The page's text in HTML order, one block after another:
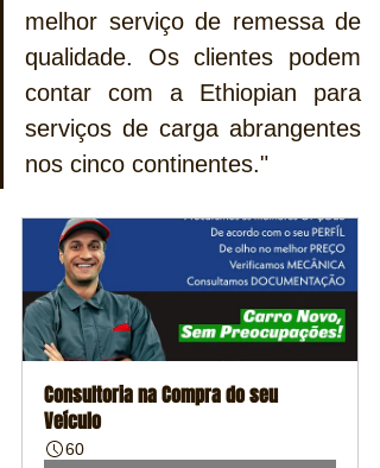
melhor serviço de remessa de
qualidade. Os clientes podem
contar com a Ethiopian para
serviços de carga abrangentes
nos cinco continentes."
Consultoria na Compra do seu
Veículo
60